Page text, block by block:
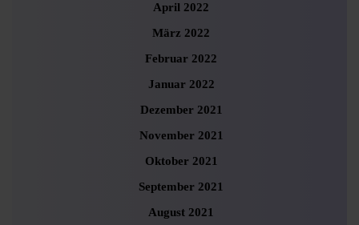
April 2022
März 2022
Februar 2022
Januar 2022
Dezember 2021
November 2021
Oktober 2021
September 2021
August 2021